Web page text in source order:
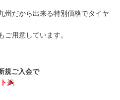
州だから出来る特別価格でタイヤ
用意しています。
規ご入会で